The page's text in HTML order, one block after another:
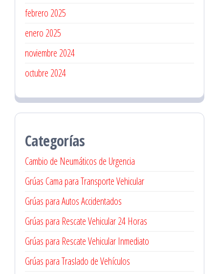
febrero 2025
enero 2025
noviembre 2024
octubre 2024
Categorías
Cambio de Neumáticos de Urgencia
Grúas Cama para Transporte Vehicular
Grúas para Autos Accidentados
Grúas para Rescate Vehicular 24 Horas
Grúas para Rescate Vehicular Inmediato
Grúas para Traslado de Vehículos